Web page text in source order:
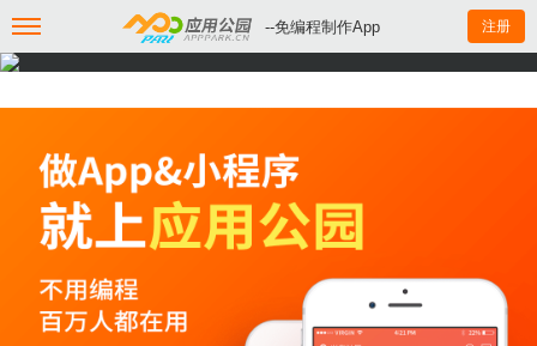
--免编程制作App 注册